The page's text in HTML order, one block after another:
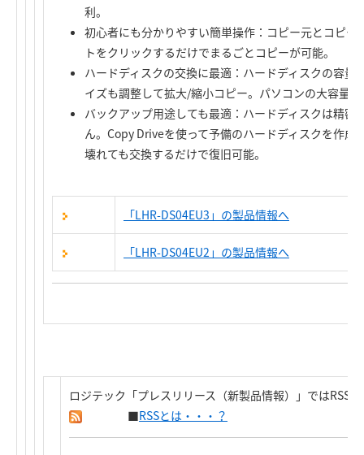
利。
初心者にも分かりやすい簡単操作：コピー元とコピ
トをクリックするだけでまるごとコピーが可能。
ハードディスクの交換に最適：ハードディスクの容量
イズも調整して拡大/縮小コピー。パソコンの大容量
バックアップ用途しても最適：ハードディスクは精密
ん。Copy Driveを使って予備のハードディスクを作成
壊れても交換するだけで復旧可能。
「LHR-DS04EU3」の製品情報へ
「LHR-DS04EU2」の製品情報へ
ロジテック「プレスリリース（新製品情報）」ではRSS
■RSSとは・・・？